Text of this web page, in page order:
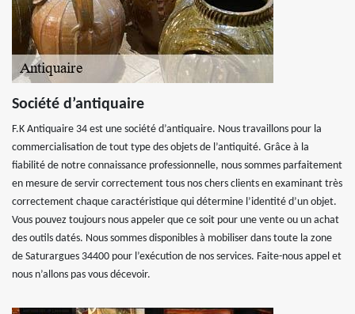
Société d’antiquaire
F.K Antiquaire 34 est une société d’antiquaire. Nous travaillons pour la
commercialisation de tout type des objets de l’antiquité. Grâce à la
fiabilité de notre connaissance professionnelle, nous sommes parfaitement
en mesure de servir correctement tous nos chers clients en examinant très
correctement chaque caractéristique qui détermine l’identité d’un objet.
Vous pouvez toujours nous appeler que ce soit pour une vente ou un achat
des outils datés. Nous sommes disponibles à mobiliser dans toute la zone
de Saturargues 34400 pour l’exécution de nos services. Faite-nous appel et
nous n’allons pas vous décevoir.